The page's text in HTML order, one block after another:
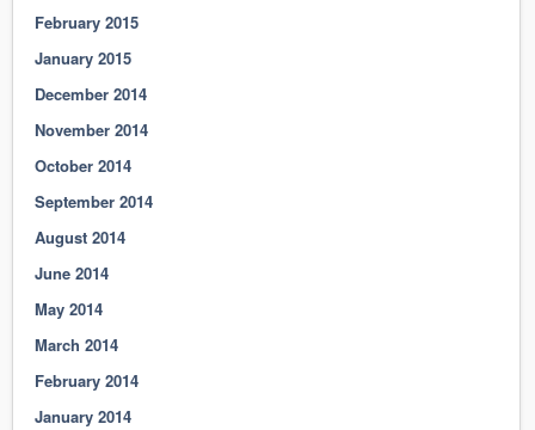
February 2015
January 2015
December 2014
November 2014
October 2014
September 2014
August 2014
June 2014
May 2014
March 2014
February 2014
January 2014